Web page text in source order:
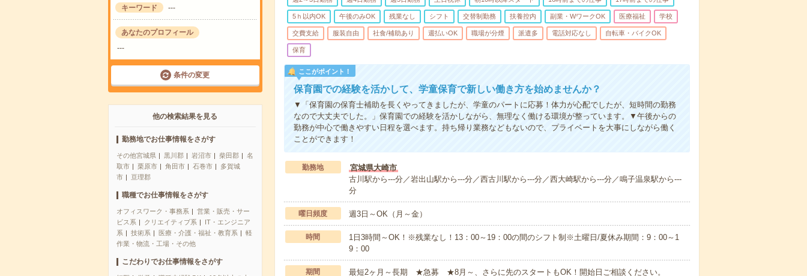
キーワード ---
あなたのプロフィール
---
条件の変更
他の検索結果を見る
勤務地でお仕事情報をさがす
その他宮城県 黒川郡 岩沼市 柴田郡
名
取市
栗原市 角田市 石巻市
多賀城
市
亘理郡
職種でお仕事情報をさがす
オフィスワーク・事務系
営業・販売・サー
ビス系
クリエイティブ系
IT・エンジニア
系
技術系 医療・介護・福祉・教育系
軽
作業・物流・工場・その他
こだわりでお仕事情報をさがす
5ｈ以内OK 午後のみOK 残業なし シフト 交替制勤務 扶養控内 副業・WワークOK 医療福祉 学校
交費支給 服装自由 社食/補助あり 週払いOK 職場が分煙 派遣多 電話対応なし 自転車・バイクOK
保育
ここがポイント！
保育園での経験を活かして、学童保育で新しい働き方を始めませんか？
▼「保育園の保育士補助を長くやってきましたが、学童のパートに応募！体力が心配でしたが、短時間の勤務
なので大丈夫でした。」保育園での経験を活かしながら、無理なく働ける環境が整っています。▼午後からの
勤務が中心で働きやすい日程を選べます。持ち帰り業務などもないので、プライベートを大事にしながら働く
ことができます！
勤務地
宮城県大崎市
古川駅から---分／岩出山駅から---分／西古川駅から---分／西大崎駅から---分／鳴子温泉駅から---
分
曜日頻度 週3日～OK（月～金）
時間
1日3時間～OK！※残業なし！13：00～19：00の間のシフト制※土曜日/夏休み期間：9：00～1
9：00
期間 最短2ヶ月～長期 ★急募 ★8月～、さらに先のスタートもOK！開始日ご相談ください。